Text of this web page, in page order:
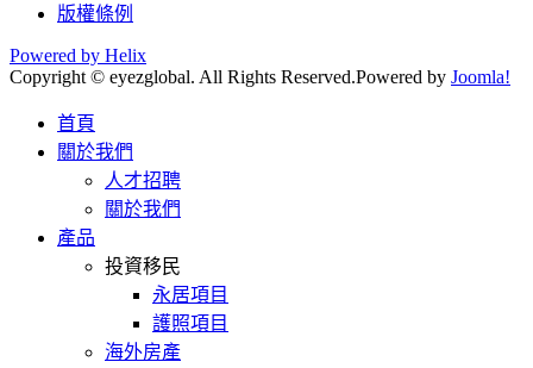
版權條例
Powered by Helix
Copyright © eyezglobal. All Rights Reserved.Powered by Joomla!
首頁
關於我們
人才招聘
關於我們
產品
投資移民
永居項目
護照項目
海外房產